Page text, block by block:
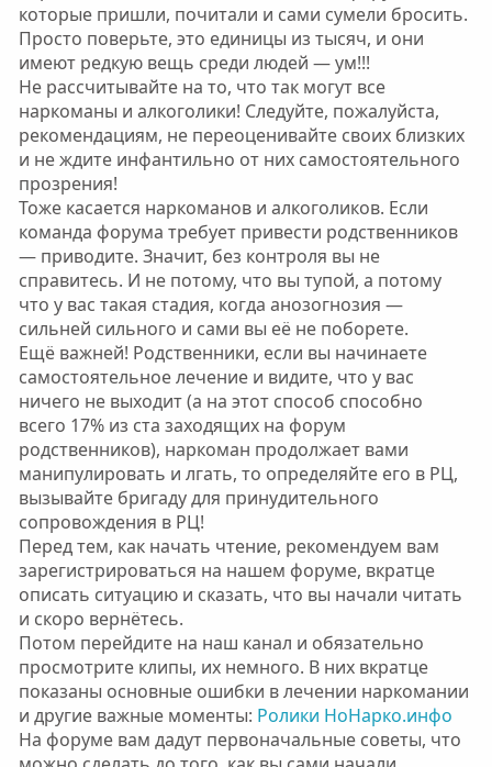
которые пришли, почитали и сами сумели бросить.
Просто поверьте, это единицы из тысяч, и они
имеют редкую вещь среди людей — ум!!!
Не рассчитывайте на то, что так могут все
наркоманы и алкоголики! Следуйте, пожалуйста,
рекомендациям, не переоценивайте своих близких
и не ждите инфантильно от них самостоятельного
прозрения!
Тоже касается наркоманов и алкоголиков. Если
команда форума требует привести родственников
— приводите. Значит, без контроля вы не
справитесь. И не потому, что вы тупой, а потому
что у вас такая стадия, когда анозогнозия —
сильней сильного и сами вы её не поборете.
Ещё важней! Родственники, если вы начинаете
самостоятельное лечение и видите, что у вас
ничего не выходит (а на этот способ способно
всего 17% из ста заходящих на форум
родственников), наркоман продолжает вами
манипулировать и лгать, то определяйте его в РЦ,
вызывайте бригаду для принудительного
сопровождения в РЦ!
Перед тем, как начать чтение, рекомендуем вам
зарегистрироваться на нашем форуме, вкратце
описать ситуацию и сказать, что вы начали читать
и скоро вернётесь.
Потом перейдите на наш канал и обязательно
просмотрите клипы, их немного. В них вкратце
показаны основные ошибки в лечении наркомании
и другие важные моменты: Ролики НоНарко.инфо
На форуме вам дадут первоначальные советы, что